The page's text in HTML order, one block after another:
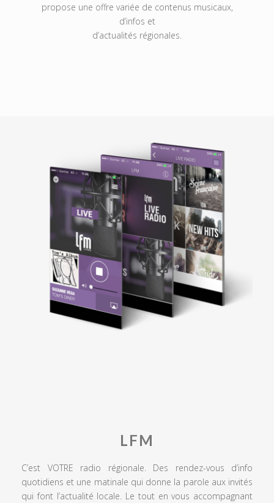
propose une offre variée de contenus musicaux,
d’infos et
d’actualités régionales.
LFM
C’est VOTRE radio régionale. Des rendez-vous d’info
quotidiens et une matinale qui donne la parole aux invités
qui font l’actualité locale. Le tout en vous accompagnant